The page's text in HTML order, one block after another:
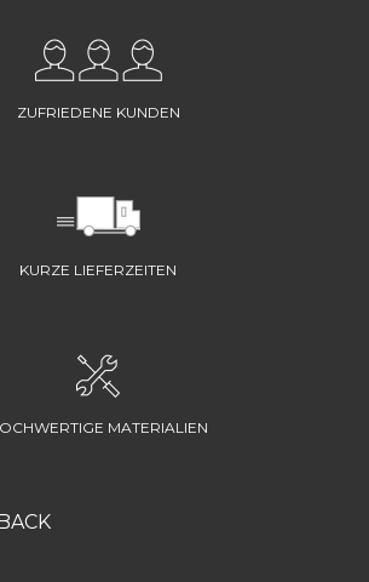
ZUFRIEDENE KUNDEN
KURZE LIEFERZEITEN
MATERIALIEN